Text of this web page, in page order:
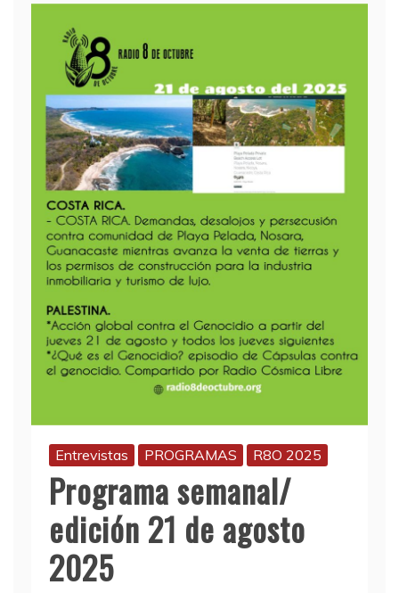
Entrevistas PROGRAMAS R8O 2025
Programa semanal/
edición 21 de agosto
2025